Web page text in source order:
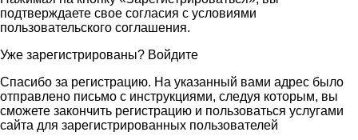
подтверждаете свое согласия с условиями
пользовательского соглашения.
Уже зарегистрированы? Войдите
Спасибо за регистрацию. На указанный вами адрес было
отправлено письмо с инструкциями, следуя которым, вы
сможете закончить регистрацию и пользоваться услугами
сайта для зарегистрированных пользователей